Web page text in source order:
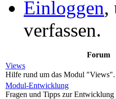
Einloggen,
verfassen.
Forum
Views
Hilfe rund um das Modul "Views".
Modul-Entwicklung
Fragen und Tipps zur